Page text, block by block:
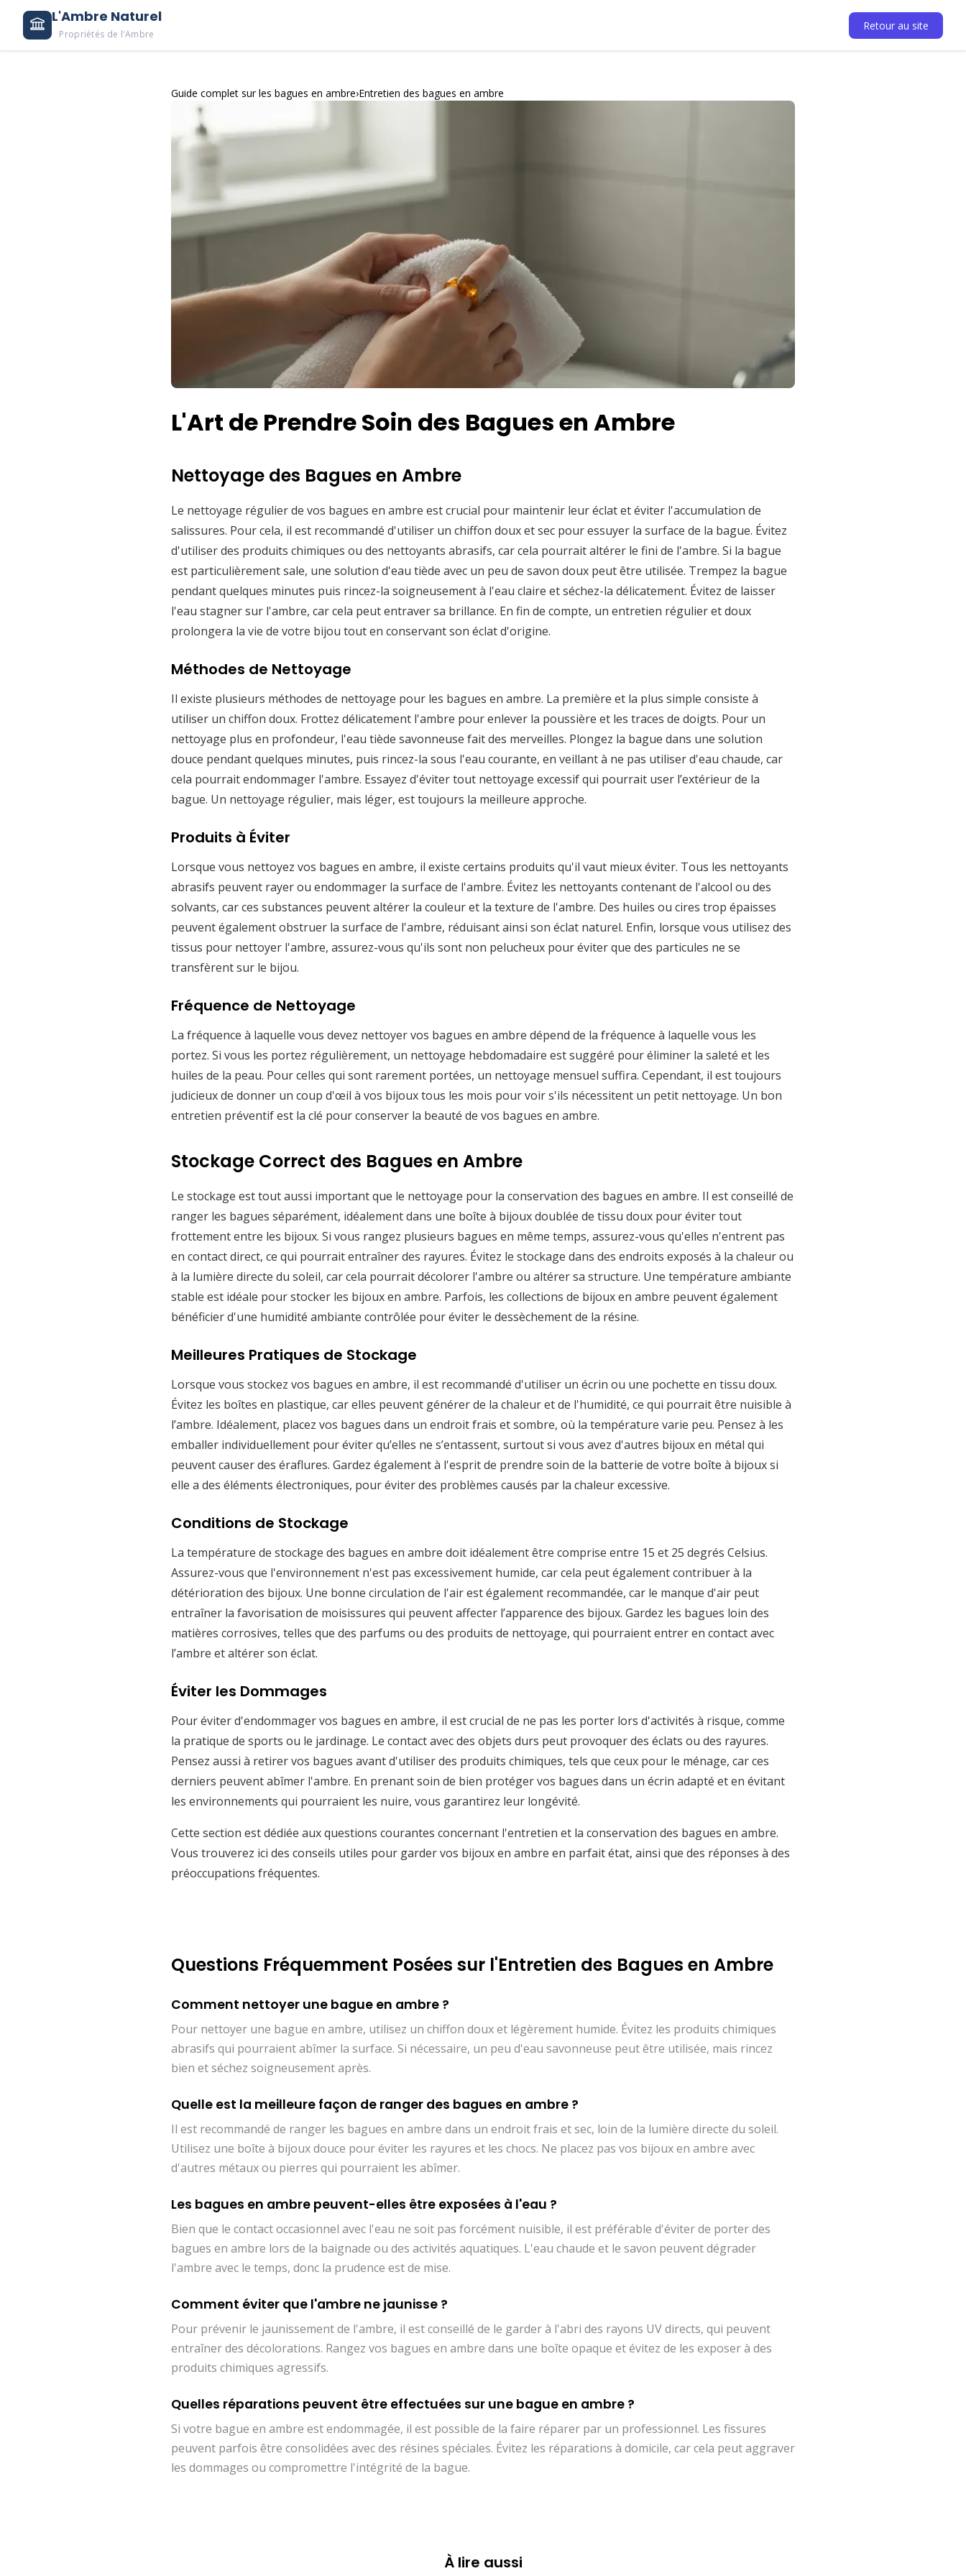
L'Ambre Naturel
Propriétés de l'Ambre
Retour au site
Guide complet sur les bagues en ambre Entretien des bagues en ambre
L'Art de Prendre Soin des Bagues en Ambre
Nettoyage des Bagues en Ambre
Le nettoyage régulier de vos bagues en ambre est crucial pour maintenir leur éclat et éviter l'accumulation de
salissures. Pour cela, il est recommandé d'utiliser un chiffon doux et sec pour essuyer la surface de la bague. Évitez
d'utiliser des produits chimiques ou des nettoyants abrasifs, car cela pourrait altérer le fini de l'ambre. Si la bague
est particulièrement sale, une solution d'eau tiède avec un peu de savon doux peut être utilisée. Trempez la bague
pendant quelques minutes puis rincez-la soigneusement à l'eau claire et séchez-la délicatement. Évitez de laisser
l'eau stagner sur l'ambre, car cela peut entraver sa brillance. En fin de compte, un entretien régulier et doux
prolongera la vie de votre bijou tout en conservant son éclat d'origine.
Méthodes de Nettoyage
Il existe plusieurs méthodes de nettoyage pour les bagues en ambre. La première et la plus simple consiste à
utiliser un chiffon doux. Frottez délicatement l'ambre pour enlever la poussière et les traces de doigts. Pour un
nettoyage plus en profondeur, l'eau tiède savonneuse fait des merveilles. Plongez la bague dans une solution
douce pendant quelques minutes, puis rincez-la sous l'eau courante, en veillant à ne pas utiliser d'eau chaude, car
cela pourrait endommager l'ambre. Essayez d'éviter tout nettoyage excessif qui pourrait user l’extérieur de la
bague. Un nettoyage régulier, mais léger, est toujours la meilleure approche.
Produits à Éviter
Lorsque vous nettoyez vos bagues en ambre, il existe certains produits qu'il vaut mieux éviter. Tous les nettoyants
abrasifs peuvent rayer ou endommager la surface de l'ambre. Évitez les nettoyants contenant de l'alcool ou des
solvants, car ces substances peuvent altérer la couleur et la texture de l'ambre. Des huiles ou cires trop épaisses
peuvent également obstruer la surface de l'ambre, réduisant ainsi son éclat naturel. Enfin, lorsque vous utilisez des
tissus pour nettoyer l'ambre, assurez-vous qu'ils sont non pelucheux pour éviter que des particules ne se
transfèrent sur le bijou.
Fréquence de Nettoyage
La fréquence à laquelle vous devez nettoyer vos bagues en ambre dépend de la fréquence à laquelle vous les
portez. Si vous les portez régulièrement, un nettoyage hebdomadaire est suggéré pour éliminer la saleté et les
huiles de la peau. Pour celles qui sont rarement portées, un nettoyage mensuel suffira. Cependant, il est toujours
judicieux de donner un coup d'œil à vos bijoux tous les mois pour voir s'ils nécessitent un petit nettoyage. Un bon
entretien préventif est la clé pour conserver la beauté de vos bagues en ambre.
Stockage Correct des Bagues en Ambre
Le stockage est tout aussi important que le nettoyage pour la conservation des bagues en ambre. Il est conseillé de
ranger les bagues séparément, idéalement dans une boîte à bijoux doublée de tissu doux pour éviter tout
frottement entre les bijoux. Si vous rangez plusieurs bagues en même temps, assurez-vous qu'elles n'entrent pas
en contact direct, ce qui pourrait entraîner des rayures. Évitez le stockage dans des endroits exposés à la chaleur ou
à la lumière directe du soleil, car cela pourrait décolorer l'ambre ou altérer sa structure. Une température ambiante
stable est idéale pour stocker les bijoux en ambre. Parfois, les collections de bijoux en ambre peuvent également
bénéficier d'une humidité ambiante contrôlée pour éviter le dessèchement de la résine.
Meilleures Pratiques de Stockage
Lorsque vous stockez vos bagues en ambre, il est recommandé d'utiliser un écrin ou une pochette en tissu doux.
Évitez les boîtes en plastique, car elles peuvent générer de la chaleur et de l'humidité, ce qui pourrait être nuisible à
l’ambre. Idéalement, placez vos bagues dans un endroit frais et sombre, où la température varie peu. Pensez à les
emballer individuellement pour éviter qu’elles ne s’entassent, surtout si vous avez d'autres bijoux en métal qui
peuvent causer des éraflures. Gardez également à l'esprit de prendre soin de la batterie de votre boîte à bijoux si
elle a des éléments électroniques, pour éviter des problèmes causés par la chaleur excessive.
Conditions de Stockage
La température de stockage des bagues en ambre doit idéalement être comprise entre 15 et 25 degrés Celsius.
Assurez-vous que l'environnement n'est pas excessivement humide, car cela peut également contribuer à la
détérioration des bijoux. Une bonne circulation de l'air est également recommandée, car le manque d'air peut
entraîner la favorisation de moisissures qui peuvent affecter l’apparence des bijoux. Gardez les bagues loin des
matières corrosives, telles que des parfums ou des produits de nettoyage, qui pourraient entrer en contact avec
l’ambre et altérer son éclat.
Éviter les Dommages
Pour éviter d'endommager vos bagues en ambre, il est crucial de ne pas les porter lors d'activités à risque, comme
la pratique de sports ou le jardinage. Le contact avec des objets durs peut provoquer des éclats ou des rayures.
Pensez aussi à retirer vos bagues avant d'utiliser des produits chimiques, tels que ceux pour le ménage, car ces
derniers peuvent abîmer l'ambre. En prenant soin de bien protéger vos bagues dans un écrin adapté et en évitant
les environnements qui pourraient les nuire, vous garantirez leur longévité.
Cette section est dédiée aux questions courantes concernant l'entretien et la conservation des bagues en ambre.
Vous trouverez ici des conseils utiles pour garder vos bijoux en ambre en parfait état, ainsi que des réponses à des
préoccupations fréquentes.
Questions Fréquemment Posées sur l'Entretien des Bagues en Ambre
Comment nettoyer une bague en ambre ?
Pour nettoyer une bague en ambre, utilisez un chiffon doux et légèrement humide. Évitez les produits chimiques
abrasifs qui pourraient abîmer la surface. Si nécessaire, un peu d'eau savonneuse peut être utilisée, mais rincez
bien et séchez soigneusement après.
Quelle est la meilleure façon de ranger des bagues en ambre ?
Il est recommandé de ranger les bagues en ambre dans un endroit frais et sec, loin de la lumière directe du soleil.
Utilisez une boîte à bijoux douce pour éviter les rayures et les chocs. Ne placez pas vos bijoux en ambre avec
d'autres métaux ou pierres qui pourraient les abîmer.
Les bagues en ambre peuvent-elles être exposées à l'eau ?
Bien que le contact occasionnel avec l'eau ne soit pas forcément nuisible, il est préférable d'éviter de porter des
bagues en ambre lors de la baignade ou des activités aquatiques. L'eau chaude et le savon peuvent dégrader
l'ambre avec le temps, donc la prudence est de mise.
Comment éviter que l'ambre ne jaunisse ?
Pour prévenir le jaunissement de l'ambre, il est conseillé de le garder à l'abri des rayons UV directs, qui peuvent
entraîner des décolorations. Rangez vos bagues en ambre dans une boîte opaque et évitez de les exposer à des
produits chimiques agressifs.
Quelles réparations peuvent être effectuées sur une bague en ambre ?
Si votre bague en ambre est endommagée, il est possible de la faire réparer par un professionnel. Les fissures
peuvent parfois être consolidées avec des résines spéciales. Évitez les réparations à domicile, car cela peut aggraver
les dommages ou compromettre l'intégrité de la bague.
À lire aussi